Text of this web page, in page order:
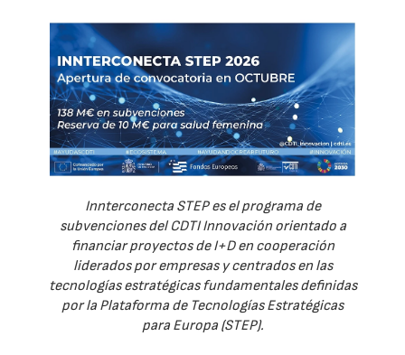
Innterconecta STEP es el programa de
subvenciones del CDTI Innovación orientado a
financiar proyectos de I+D en cooperación
liderados por empresas y centrados en las
tecnologías estratégicas fundamentales definidas
por la Plataforma de Tecnologías Estratégicas
para Europa (STEP).